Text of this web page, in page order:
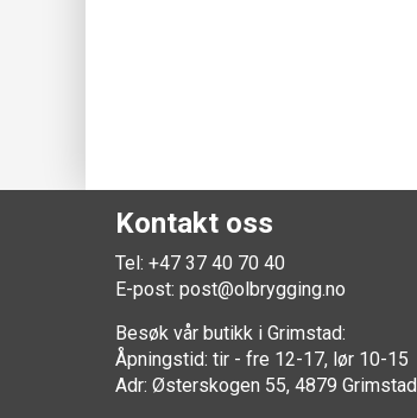
Kontakt oss
Tel: +47 37 40 70 40
E-post: post@olbrygging.no
Besøk vår butikk i Grimstad:
Åpningstid: tir - fre 12-17, lør 10-15
Adr: Østerskogen 55, 4879 Grimstad